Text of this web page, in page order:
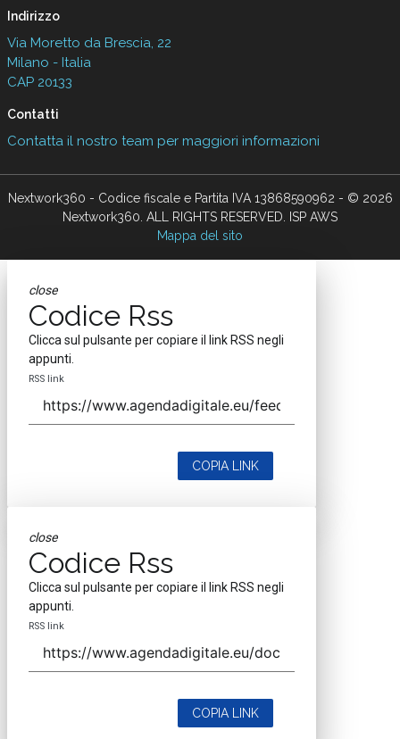
Indirizzo
Via Moretto da Brescia, 22
Milano - Italia
CAP 20133
Contatti
Contatta il nostro team per maggiori informazioni
Nextwork360 - Codice fiscale e Partita IVA 13868590962 - © 2026
Nextwork360. ALL RIGHTS RESERVED. ISP AWS
Mappa del sito
close
Codice Rss
Clicca sul pulsante per copiare il link RSS negli
appunti.
RSS link
COPIA LINK
close
Codice Rss
Clicca sul pulsante per copiare il link RSS negli
appunti.
RSS link
COPIA LINK